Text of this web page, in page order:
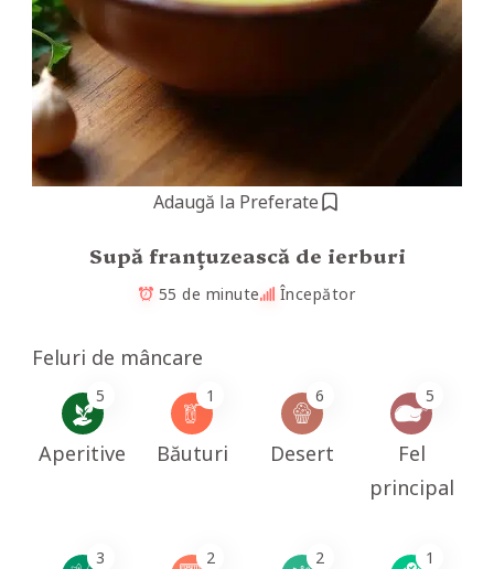
Adaugă la Preferate
Supă franțuzească de ierburi
55 de minute Începător
Feluri de mâncare
5
Aperitive
1
Băuturi
6
Desert
5
Fel
principal
3 2 2 1